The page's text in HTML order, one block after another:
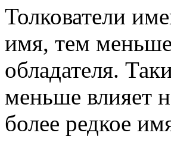
Толкователи
имя, тем
обладателя.
меньше влияет
более редкое